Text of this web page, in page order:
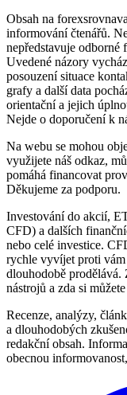
Obsah na
informování čtenářů.
nepředstavuje odborné
Uvedené názory
posouzení situace
grafy a další data
orientační a jejich
Nejde o doporučení k
Na webu se mohou
využijete náš odkaz,
pomáhá financovat
Děkujeme za podporu.
Investování do akcií,
CFD) a dalších
nebo celé investice.
rychle vyvíjet proti
dlouhodobě prodělává.
nástrojů a zda si
Recenze, analýzy,
a dlouhodobých
redakční obsah.
obecnou